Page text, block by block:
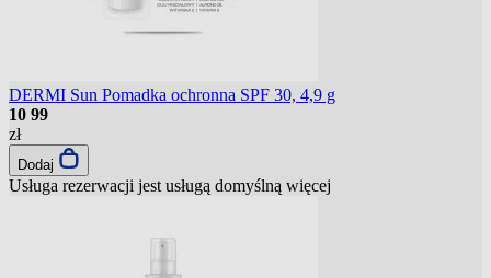
DERMI Sun Pomadka ochronna SPF 30, 4,9 g
10 99
zł
Dodaj
Usługa rezerwacji jest usługą domyślną więcej